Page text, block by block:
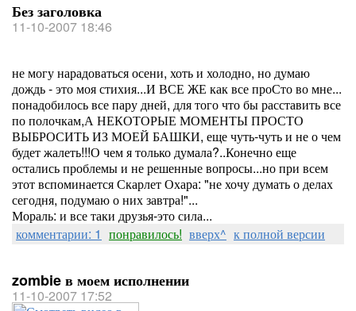
Без заголовка
11-10-2007 18:46
не могу нарадоваться осени, хоть и холодно, но думаю
дождь - это моя стихия...И ВСЕ ЖЕ как все проСто во мне...
понадобилось все пару дней, для того что бы расставить все
по полочкам,А НЕКОТОРЫЕ МОМЕНТЫ ПРОСТО
ВЫБРОСИТЬ ИЗ МОЕЙ БАШКИ, еще чуть-чуть и не о чем
будет жалеть!!!О чем я только думала?..Конечно еще
остались проблемы и не решенные вопросы...но при всем
этот вспоминается Скарлет Охара: "не хочу думать о делах
сегодня, подумаю о них завтра!"...
Мораль: и все таки друзья-это сила...
комментарии: 1 понравилось! вверх^ к полной версии
zombie в моем исполнении
11-10-2007 17:52